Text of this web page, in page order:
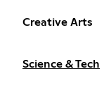
Creative Arts
Science & Tech